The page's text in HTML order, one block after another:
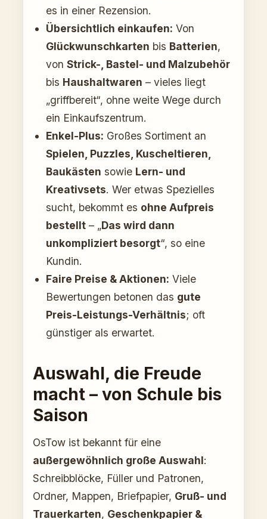
es in einer Rezension.
Übersichtlich einkaufen: Von
Glückwunschkarten bis Batterien,
vonStrick-, Bastel- und Malzubehör
bis Haushaltwaren – vieles liegt
„griffbereit“, ohne weite Wege durch
ein Einkaufszentrum.
Enkel-Plus: Großes Sortiment an
Spielen, Puzzles, Kuscheltieren,
Baukästen sowie Lern- und
Kreativsets. Wer etwas Spezielles
sucht, bekommt es ohne Aufpreis
bestellt – „Das wird dann
unkompliziert besorgt“, so eine
Kundin.
Faire Preise & Aktionen: Viele
Bewertungen betonen das gute
Preis-Leistungs-Verhältnis; oft
günstiger als erwartet.
Auswahl, die Freude
macht – von Schule bis
Saison
OsTow ist bekannt für eine
außergewöhnlich große Auswahl:
Schreibblöcke, Füller und Patronen,
Ordner, Mappen, Briefpapier, Gruß- und
Trauerkarten, Geschenkpapier &